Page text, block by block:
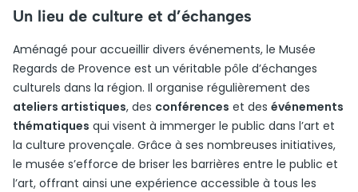
Un lieu de culture et d’échanges
Aménagé pour accueillir divers événements, le Musée
Regards de Provence est un véritable pôle d’échanges
culturels dans la région. Il organise régulièrement des
ateliers artistiques, des conférences et des événements
thématiques qui visent à immerger le public dans l’art et
la culture provençale. Grâce à ses nombreuses initiatives,
le musée s’efforce de briser les barrières entre le public et
l’art, offrant ainsi une expérience accessible à tous les